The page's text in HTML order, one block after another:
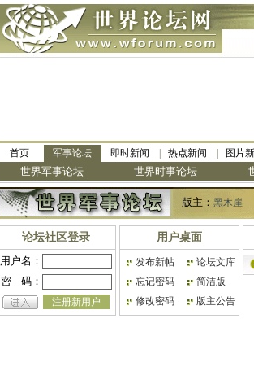
首页 军事论坛 即时新闻 热点新闻 图片
世界军事论坛 世界时事论坛
版主： 黑木崖
论坛社区登录
用户名：
密
码：
注册新用户
用户桌面
发布新帖
论坛文库
忘记密码
简洁版
修改密码
版主公告